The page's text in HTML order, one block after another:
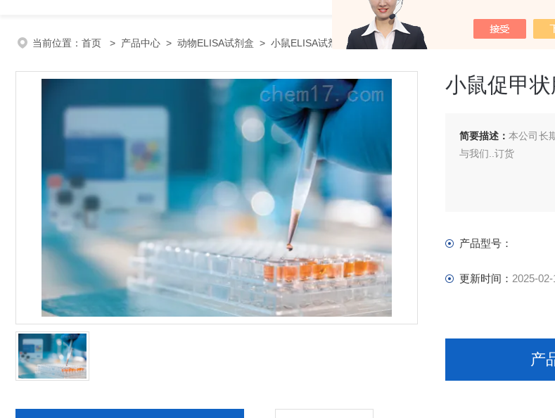
当前位置： 首页 > 产品中心 > 动物ELISA试剂盒 > 小鼠ELISA试剂盒> 小鼠促甲状腺素释放激素（TRH）ELISA 试
小鼠促甲
简要描述：本公司长
与我们..订货
产品型号：
更新时间： 2025-02-
产